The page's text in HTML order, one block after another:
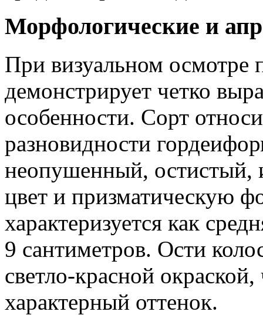
Морфологические и
При визуальном осмотре
демонстрирует четко
особенности. Сорт
разновидности
неопушенный, остистый,
цвет и призматическую
характеризуется как
9 сантиметров. Ости
светло-красной
характерный оттенок.